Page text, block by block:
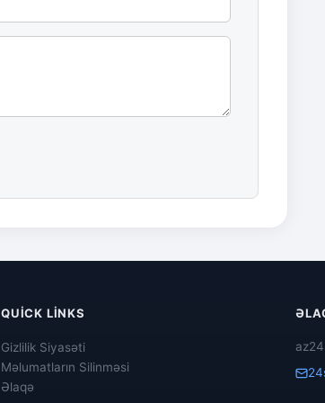
QUICK LINKS
Gizlilik Siyasəti
Məlumatların Silinməsi
Əlaqə